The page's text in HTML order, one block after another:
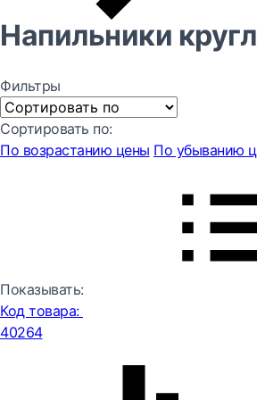
Напильники
Фильтры
Сортировать по:
По возрастанию цены По убыванию
Показывать:
Код товара:
40264